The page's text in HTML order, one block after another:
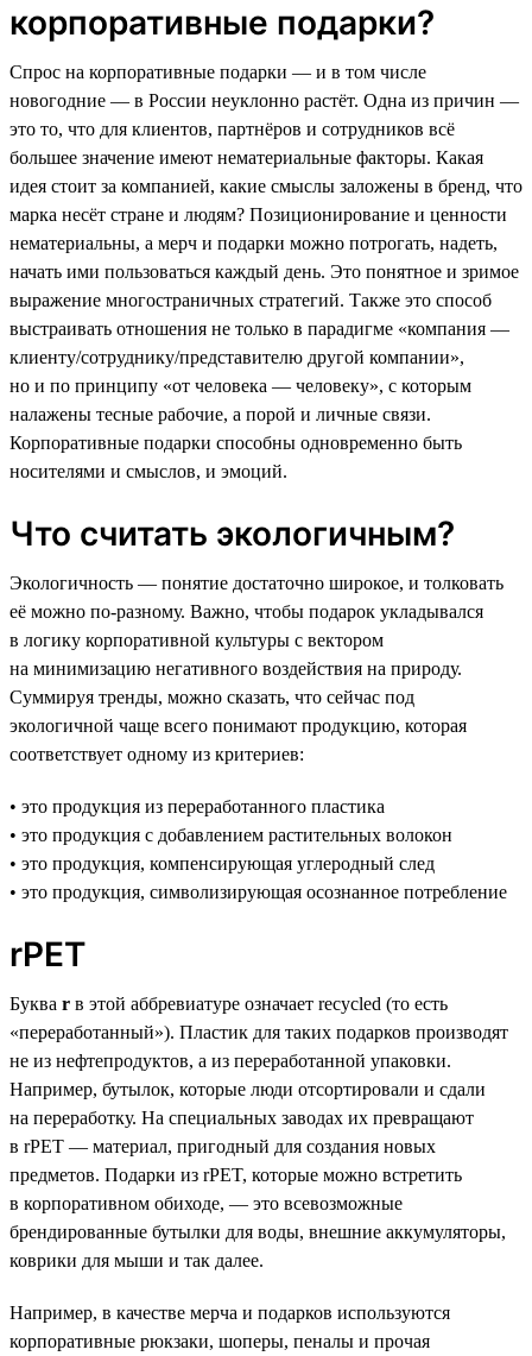
корпоративные подарки?
Спрос на корпоративные подарки — и в том числе
новогодние — в России неуклонно растёт. Одна из причин —
это то, что для клиентов, партнёров и сотрудников всё
большее значение имеют нематериальные факторы. Какая
идея стоит за компанией, какие смыслы заложены в бренд, что
марка несёт стране и людям? Позиционирование и ценности
нематериальны, а мерч и подарки можно потрогать, надеть,
начать ими пользоваться каждый день. Это понятное и зримое
выражение многостраничных стратегий. Также это способ
выстраивать отношения не только в парадигме «компания —
клиенту/сотруднику/представителю другой компании»,
но и по принципу «от человека — человеку», с которым
налажены тесные рабочие, а порой и личные связи.
Корпоративные подарки способны одновременно быть
носителями и смыслов, и эмоций.
Что считать экологичным?
Экологичность — понятие достаточно широкое, и толковать
её можно по-разному. Важно, чтобы подарок укладывался
в логику корпоративной культуры с вектором
на минимизацию негативного воздействия на природу.
Суммируя тренды, можно сказать, что сейчас под
экологичной чаще всего понимают продукцию, которая
соответствует одному из критериев:
• это продукция из переработанного пластика
• это продукция с добавлением растительных волокон
• это продукция, компенсирующая углеродный след
• это продукция, символизирующая осознанное потребление
rPET
Буква r в этой аббревиатуре означает recycled (то есть
«переработанный»). Пластик для таких подарков производят
не из нефтепродуктов, а из переработанной упаковки.
Например, бутылок, которые люди отсортировали и сдали
на переработку. На специальных заводах их превращают
в rPET — материал, пригодный для создания новых
предметов. Подарки из rPET, которые можно встретить
в корпоративном обиходе, — это всевозможные
брендированные бутылки для воды, внешние аккумуляторы,
коврики для мыши и так далее.
Например, в качестве мерча и подарков используются
корпоративные рюкзаки, шоперы, пеналы и прочая